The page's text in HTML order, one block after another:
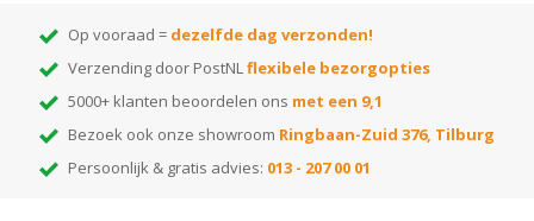
Op vooraad = dezelfde dag verzonden!
Verzending door PostNLflexibele bezorgopties
5000+ klanten beoordelen ons met een 9,1
Bezoek ook onze showroom Ringbaan-Zuid 376, Tilburg
Persoonlijk & gratis advies: 013 - 207 00 01